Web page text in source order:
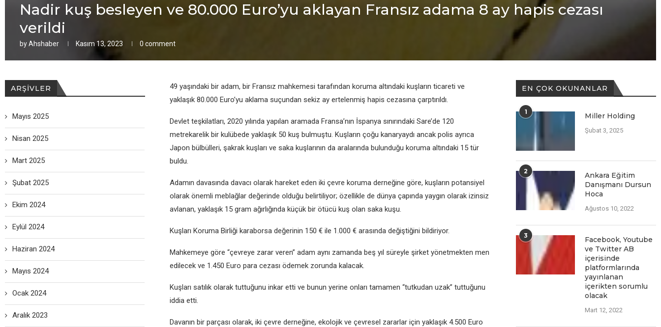
Nadir kuş besleyen ve 80.000 Euro’yu aklayan Fransız adama 8 ay hapis cezası
verildi
byAhshaber Kasım 13, 2023 0 comment
49 yaşındaki bir adam, bir Fransız mahkemesi tarafından koruma altındaki kuşların ticareti ve
yaklaşık 80.000 Euro’yu aklama suçundan sekiz ay ertelenmiş hapis cezasına çarptırıldı.
Devlet teşkilatları, 2020 yılında yapılan aramada Fransa’nın İspanya sınırındaki Sare’de 120
metrekarelik bir kulübede yaklaşık 50 kuş bulmuştu. Kuşların çoğu kanaryaydı ancak polis ayrıca
Japon bülbülleri, şakrak kuşları ve saka kuşlarının da aralarında bulunduğu koruma altındaki 15 tür
buldu.
Adamın davasında davacı olarak hareket eden iki çevre koruma derneğine göre, kuşların potansiyel
olarak önemli meblağlar değerinde olduğu belirtiliyor; özellikle de dünya çapında yaygın olarak izinsiz
avlanan, yaklaşık 15 gram ağırlığında küçük bir ötücü kuş olan saka kuşu.
Kuşları Koruma Birliği karaborsa değerinin 150 € ile 1.000 € arasında değiştiğini bildiriyor.
Mahkemeye göre “çevreye zarar veren” adam aynı zamanda beş yıl süreyle şirket yönetmekten men
edilecek ve 1.450 Euro para cezası ödemek zorunda kalacak.
Kuşları satılık olarak tuttuğunu inkar etti ve bunun yerine onları tamamen “tutkudan uzak” tuttuğunu
iddia etti.
Davanın bir parçası olarak, iki çevre derneğine, ekolojik ve çevresel zararlar için yaklaşık 4.500 Euro
EN ÇOK OKUNANLAR
1 Miller Holding
Şubat 3, 2025
2
Ankara Eğitim
Danışmanı Dursun
Hoca
Ağustos 10, 2022
3
Facеbook, Youtubе
vе Twittеr AB
içеrisindе
platformlarında
yayınlanan
içеriktеn sorumlu
olacak
Mart 12, 2022
ARŞIVLER
Mayıs 2025
Nisan 2025
Mart 2025
Şubat 2025
Ekim 2024
Eylül 2024
Haziran 2024
Mayıs 2024
Ocak 2024
Aralık 2023